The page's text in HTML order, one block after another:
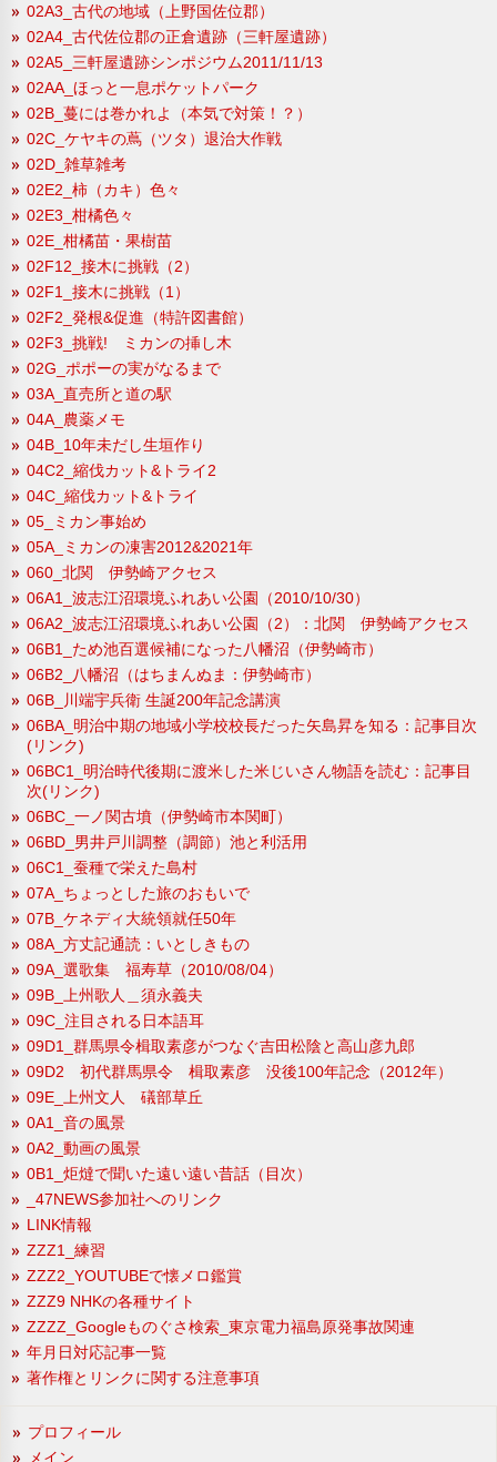
02A3_古代の地域（上野国佐位郡）
02A4_古代佐位郡の正倉遺跡（三軒屋遺跡）
02A5_三軒屋遺跡シンポジウム2011/11/13
02AA_ほっと一息ポケットパーク
02B_蔓には巻かれよ（本気で対策！？）
02C_ケヤキの蔦（ツタ）退治大作戦
02D_雑草雑考
02E2_柿（カキ）色々
02E3_柑橘色々
02E_柑橘苗・果樹苗
02F12_接木に挑戦（2）
02F1_接木に挑戦（1）
02F2_発根&促進（特許図書館）
02F3_挑戦! ミカンの挿し木
02G_ポポーの実がなるまで
03A_直売所と道の駅
04A_農薬メモ
04B_10年未だし生垣作り
04C2_縮伐カット&トライ2
04C_縮伐カット&トライ
05_ミカン事始め
05A_ミカンの凍害2012&2021年
060_北関 伊勢崎アクセス
06A1_波志江沼環境ふれあい公園（2010/10/30）
06A2_波志江沼環境ふれあい公園（2）：北関 伊勢崎アクセス
06B1_ため池百選候補になった八幡沼（伊勢崎市）
06B2_八幡沼（はちまんぬま：伊勢崎市）
06B_川端宇兵衛 生誕200年記念講演
06BA_明治中期の地域小学校校長だった矢島昇を知る：記事目次
(リンク)
06BC1_明治時代後期に渡米した米じいさん物語を読む：記事目
次(リンク)
06BC_一ノ関古墳（伊勢崎市本関町）
06BD_男井戸川調整（調節）池と利活用
06C1_蚕種で栄えた島村
07A_ちょっとした旅のおもいで
07B_ケネディ大統領就任50年
08A_方丈記通読：いとしきもの
09A_選歌集 福寿草（2010/08/04）
09B_上州歌人＿須永義夫
09C_注目される日本語耳
09D1_群馬県令楫取素彦がつなぐ吉田松陰と高山彦九郎
09D2 初代群馬県令 楫取素彦 没後100年記念（2012年）
09E_上州文人 礒部草丘
0A1_音の風景
0A2_動画の風景
0B1_炬燵で聞いた遠い遠い昔話（目次）
_47NEWS参加社へのリンク
LINK情報
ZZZ1_練習
ZZZ2_YOUTUBEで懐メロ鑑賞
ZZZ9 NHKの各種サイト
ZZZZ_Googleものぐさ検索_東京電力福島原発事故関連
年月日対応記事一覧
著作権とリンクに関する注意事項
プロフィール
メイン